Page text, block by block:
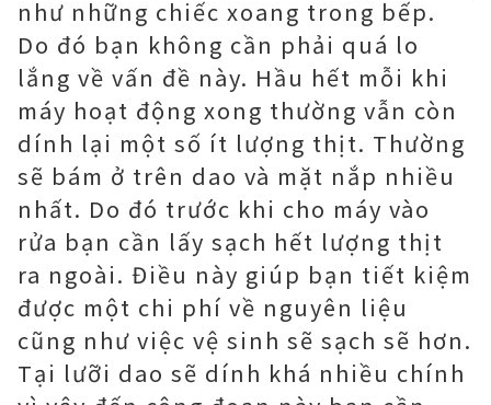
như những chiếc xoang trong bếp.
Do đó bạn không cần phải quá lo
lắng về vấn đề này. Hầu hết mỗi khi
máy hoạt động xong thường vẫn còn
dính lại một số ít lượng thịt. Thường
sẽ bám ở trên dao và mặt nắp nhiều
nhất. Do đó trước khi cho máy vào
rửa bạn cần lấy sạch hết lượng thịt
ra ngoài. Điều này giúp bạn tiết kiệm
được một chi phí về nguyên liệu
cũng như việc vệ sinh sẽ sạch sẽ hơn.
Tại lưỡi dao sẽ dính khá nhiều chính